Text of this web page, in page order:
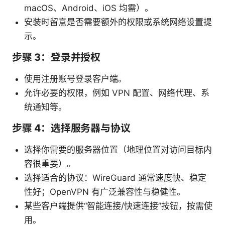
macOS、Android、iOS 均需）。
安装时留意是否需要额外的权限或系统网络设置提
示。
步骤 3：登录并授权
使用注册账号登录客户端。
允许必要的权限，例如 VPN 配置、网络代理、系
统通知等。
步骤 4：选择服务器与协议
选择你需要的服务器位置（地理位置对访问目标内
容很重要）。
选择适合的协议：WireGuard 通常速度快、稳定
性好；OpenVPN 有广泛兼容性与稳健性。
某些客户端提供“智能连接/快速连接”按钮，按需使
用。